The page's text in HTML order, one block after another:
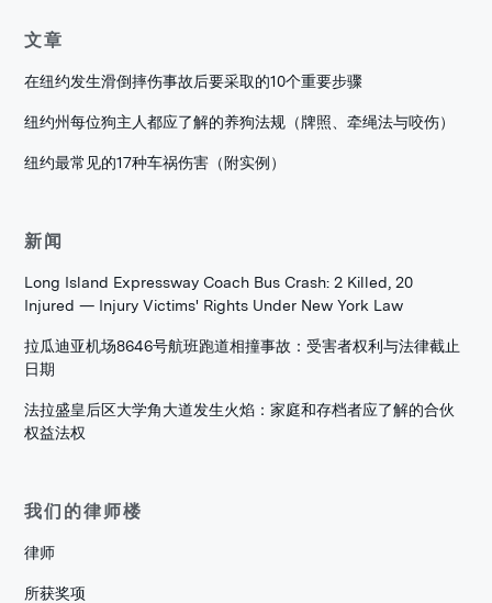
文章
在纽约发生滑倒摔伤事故后要采取的10个重要步骤
纽约州每位狗主人都应了解的养狗法规（牌照、牵绳法与咬伤）
纽约最常见的17种车祸伤害（附实例）
新闻
Long Island Expressway Coach Bus Crash: 2 Killed, 20
Injured — Injury Victims' Rights Under New York Law
拉瓜迪亚机场8646号航班跑道相撞事故：受害者权利与法律截止
日期
法拉盛皇后区大学角大道发生火焰：家庭和存档者应了解的合伙
权益法权
我们的律师楼
律师
所获奖项